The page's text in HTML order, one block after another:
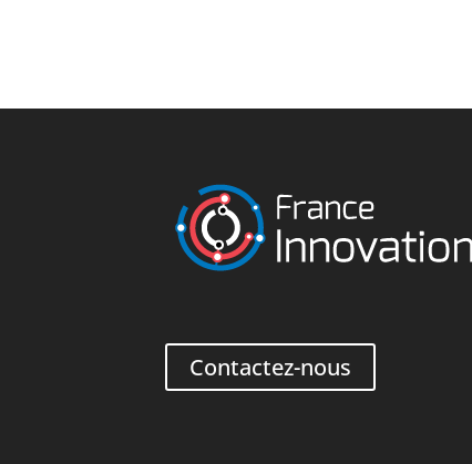
Contactez-nous